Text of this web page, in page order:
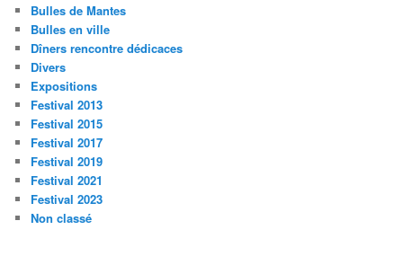
Bulles de Mantes
Bulles en ville
Dîners rencontre dédicaces
Divers
Expositions
Festival 2013
Festival 2015
Festival 2017
Festival 2019
Festival 2021
Festival 2023
Non classé